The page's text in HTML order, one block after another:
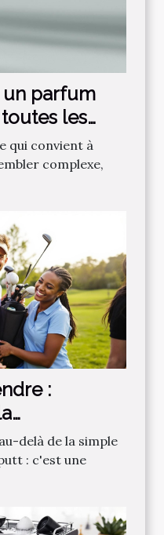
parfum
les
qui convient à
complexe,
:
golf
delà de la simple
: c'est une